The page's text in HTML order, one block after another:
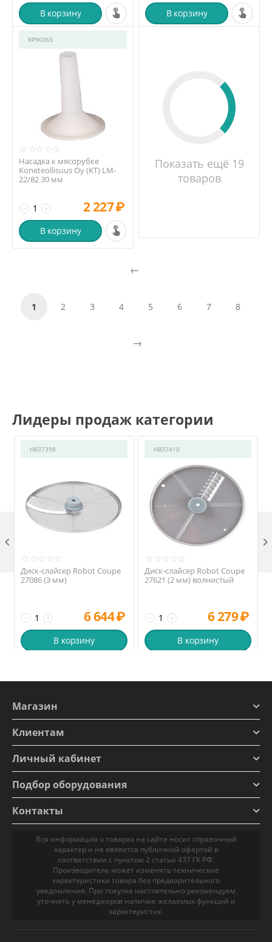
В корзину В корзину
RP90365
Насадка к мясорубке
Koneteollisuus Oy (KT) LM-
22/82 30 мм
+
− 2 227₽
В корзину
Показать ещё 19
товаров
1 2 3 4 5 6 7 8
Лидеры продаж категории
HB37398
Диск-слайсер Robot Coupe
27086 (3 мм)
+
− 6 644₽
В корзину
HB37410
Диск-слайсер Robot Coupe
27621 (2 мм) волнистый
+
− 6 279₽
В корзину
 
Магазин
Клиентам
Личный кабинет
Подбор оборудования
Контакты
Вся информация о товарах на сайте носит справочный
характер и не является публичной офертой в
соответствии с пунктом 2 статьи 437 ГК РФ.
Производитель может изменять технические
характеристики товара без предварительного
уведомления. При покупке настоятельно рекомендуем
уточнять у менеджеров наличие желаемых функций и
характеристик.